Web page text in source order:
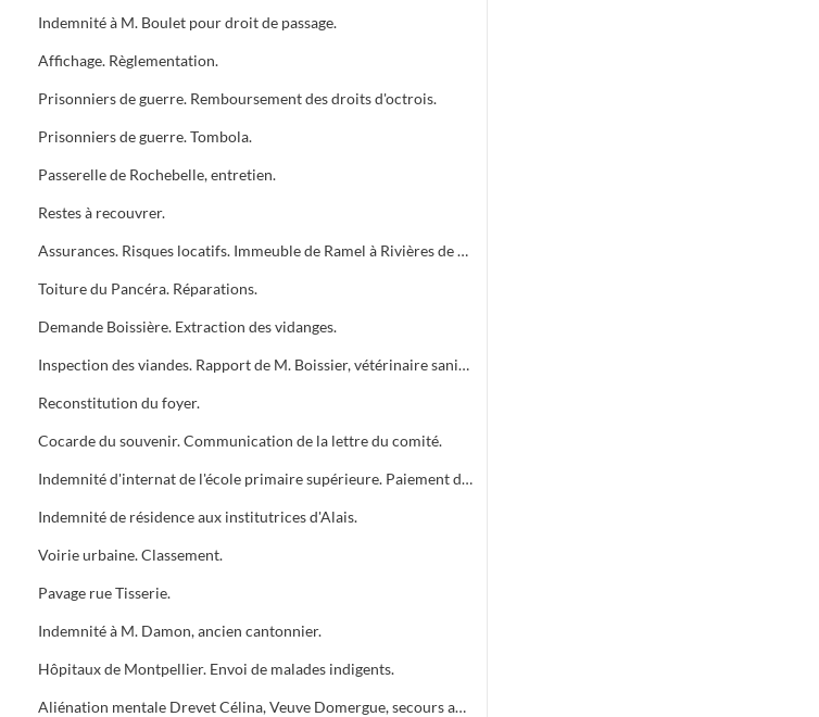
Indemnité à M. Boulet pour droit de passage.
Affichage. Règlementation.
Prisonniers de guerre. Remboursement des droits d'octrois.
Prisonniers de guerre. Tombola.
Passerelle de Rochebelle, entretien.
Restes à recouvrer.
Assurances. Risques locatifs. Immeuble de Ramel à Rivières de Theyrargues et immeuble Dauffès à Larnac.
Toiture du Pancéra. Réparations.
Demande Boissière. Extraction des vidanges.
Inspection des viandes. Rapport de M. Boissier, vétérinaire sanitaire.
Reconstitution du foyer.
Cocarde du souvenir. Communication de la lettre du comité.
Indemnité d'internat de l'école primaire supérieure. Paiement différé.
Indemnité de résidence aux institutrices d'Alais.
Voirie urbaine. Classement.
Pavage rue Tisserie.
Indemnité à M. Damon, ancien cantonnier.
Hôpitaux de Montpellier. Envoi de malades indigents.
Aliénation mentale Drevet Célina, Veuve Domergue, secours accordé.